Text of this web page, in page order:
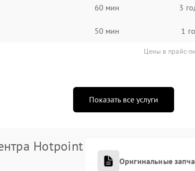
60 мин 3
50 мин 1
Цены в прайс-
Показать все услуги
Hotpoint
Оригинальные